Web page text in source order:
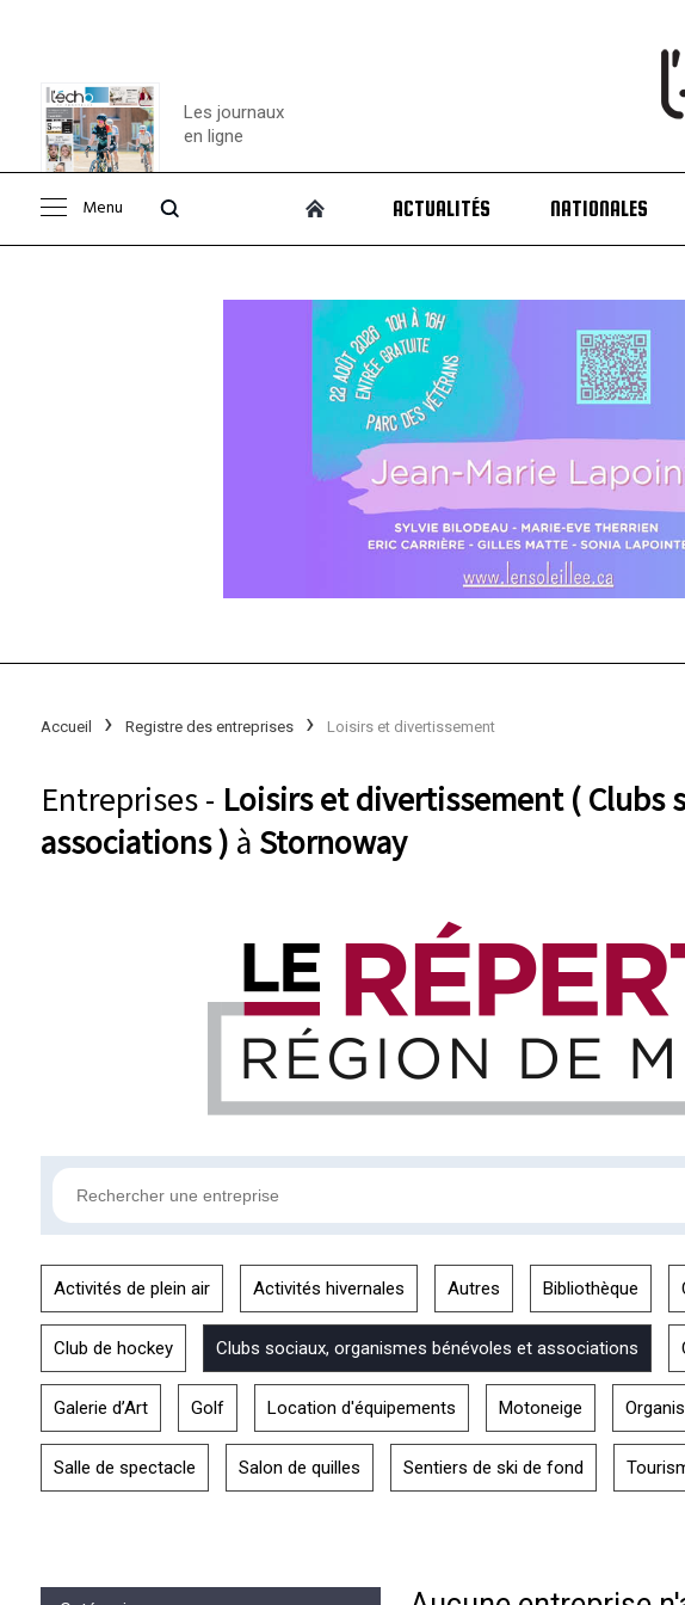
Consulter le
Les journaux
en ligne
Menu ACTUALITÉS NATIONALES
Accueil Registre des entreprises Loisirs et divertissement
Entreprises - Loisirs et divertissement ( Clubs
associations ) à Stornoway
Activités de plein air Activités hivernales Autres Bibliothèque
Club de hockey Clubs sociaux, organismes bénévoles et associations
Galerie d’Art Golf Location d'équipements Motoneige
Salle de spectacle Salon de quilles Sentiers de ski de fond